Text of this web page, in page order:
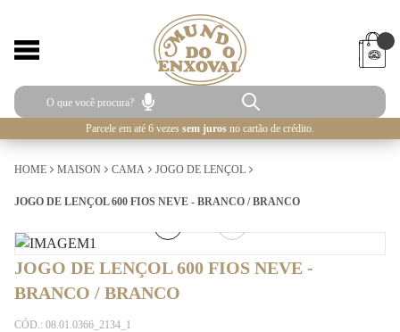
Parcele em até 6 vezes sem juros no cartão de crédito.
HOME MAISON CAMA JOGO DE LENÇOL
JOGO DE LENÇOL 600 FIOS NEVE - BRANCO / BRANCO
JOGO DE LENÇOL 600 FIOS NEVE -
BRANCO / BRANCO
CÓD.: 08.01.0366_2134_1